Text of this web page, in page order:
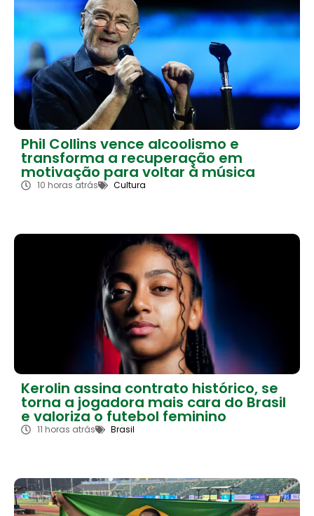
Phil Collins vence alcoolismo e
transforma a recuperação em
motivação para voltar à música
10 horas atrás Cultura
Kerolin assina contrato histórico, se
torna a jogadora mais cara do Brasil
e valoriza o futebol feminino
11 horas atrás Brasil